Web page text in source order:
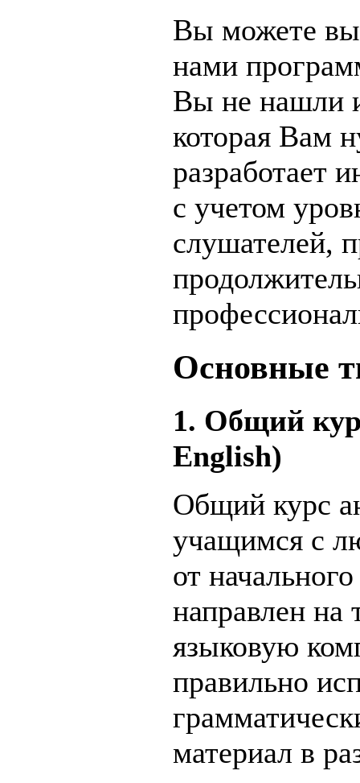
Вы можете
нами
Вы не нашли
которая Вам
разработает
с учетом
слушателей,
Основные
1. Общий
English)
Общий курс
учащимся с
от
направлен
языковую
правильно
материал в